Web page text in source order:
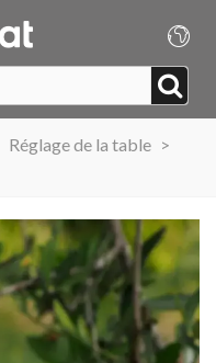
Réglage de la table >